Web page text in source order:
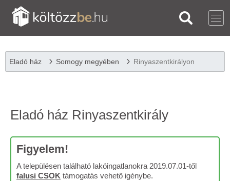
Eladó ház Somogy megyében Rinyaszentkirályon
Eladó ház Rinyaszentkirály
Figyelem!
A településen található lakóingatlanokra 2019.07.01-től
falusi CSOK támogatás vehető igénybe.